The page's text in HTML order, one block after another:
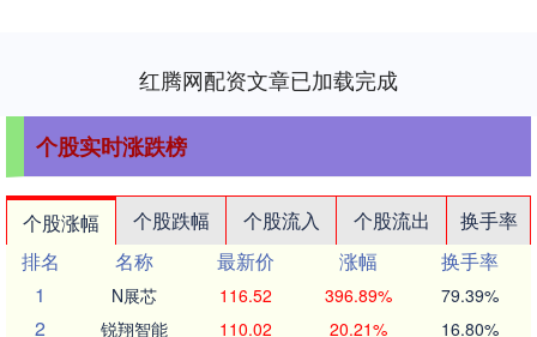
红腾网配资文章已加载完成
个股实时涨跌榜
个股涨幅 个股跌幅 个股流入 个股流出
换手率
排名
名称 最新价 涨幅
换手率
1
N展芯 116.52 396.89% 79.39%
2 锐翔智能 110.02 20.21% 16.80%